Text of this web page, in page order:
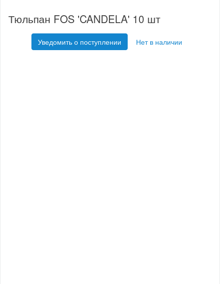
Тюльпан FOS 'CANDELA' 10 шт
Уведомить о поступлении Нет в наличии